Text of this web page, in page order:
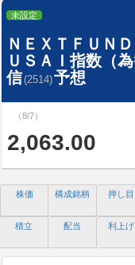
未設定
ＮＥＸＴＦＵＮ
ＵＳＡＩ指数（
信(2514)予想
（8/7）
2,063.00
株価 構成銘柄 押し目
積立 配当 利上げ